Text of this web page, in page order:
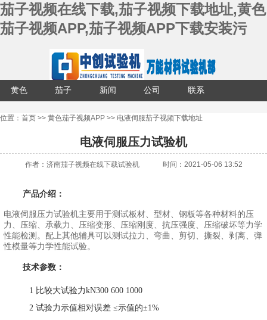
茄子视频在线下载,茄子视频下载地址,黄色
茄子视频APP,茄子视频APP下载安装污
黄色
APP
茄子
下载
污配
套设
备
新闻 公司 联系
在线
位置： 首页 >> 黄色茄子视频APP >> 电液伺服茄子视频下载地址
电液伺服压力试验机
作者：济南茄子视频在线下载试验机 时间：2021-05-06 13:52
产品介绍：
电液伺服压力试验机主要用于测试板材、型材、钢板等各种材料的压
力、压缩、承载力、压缩变形、压缩刚度、抗压强度、压缩破坏等力学
性能检测。配上其他辅具可以测试拉力、弯曲、剪切、撕裂、剥离、弹
性模量等力学性能试验。
技术参数：
1 比较大试验力kN300 600 1000
2 试验力示值相对误差 ≤示值的±1%